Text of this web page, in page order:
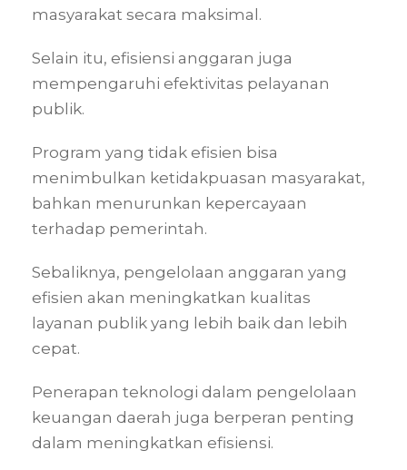
masyarakat secara maksimal.
Selain itu, efisiensi anggaran juga
mempengaruhi efektivitas pelayanan
publik.
Program yang tidak efisien bisa
menimbulkan ketidakpuasan masyarakat,
bahkan menurunkan kepercayaan
terhadap pemerintah.
Sebaliknya, pengelolaan anggaran yang
efisien akan meningkatkan kualitas
layanan publik yang lebih baik dan lebih
cepat.
Penerapan teknologi dalam pengelolaan
keuangan daerah juga berperan penting
dalam meningkatkan efisiensi.